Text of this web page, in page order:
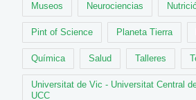
Museos Neurociencias
Pint of Science Planeta Tierra
Química Salud Talleres
Universitat de Vic - Universitat Central
UCC